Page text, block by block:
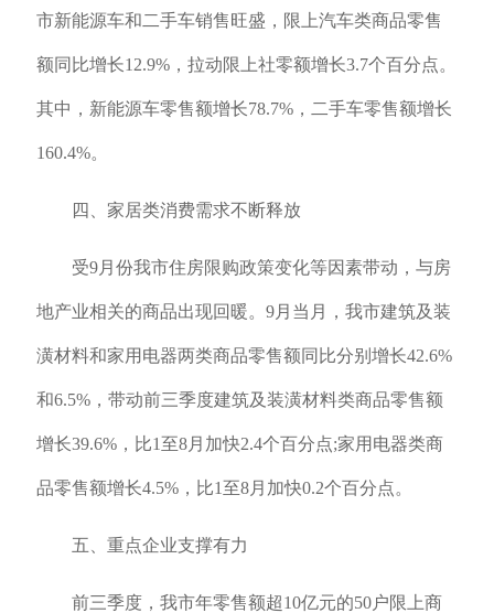
市新能源车和二手车销售旺盛，限上汽车类商品零售
额同比增长12.9%，拉动限上社零额增长3.7个百分点。
其中，新能源车零售额增长78.7%，二手车零售额增长
160.4%。
四、家居类消费需求不断释放
受9月份我市住房限购政策变化等因素带动，与房
地产业相关的商品出现回暖。9月当月，我市建筑及装
潢材料和家用电器两类商品零售额同比分别增长42.6%
和6.5%，带动前三季度建筑及装潢材料类商品零售额
增长39.6%，比1至8月加快2.4个百分点;家用电器类商
品零售额增长4.5%，比1至8月加快0.2个百分点。
五、重点企业支撑有力
前三季度，我市年零售额超10亿元的50户限上商